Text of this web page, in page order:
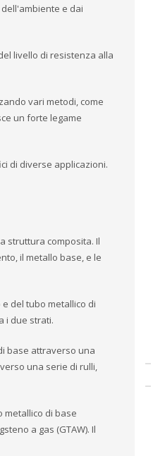
e dai
livello di resistenza alla
vari metodi, come
un forte legame
di diverse applicazioni.
struttura composita. Il
il metallo base, e le
del tubo metallico di
i due strati.
base attraverso una
una serie di rulli,
di base
a gas (GTAW). Il